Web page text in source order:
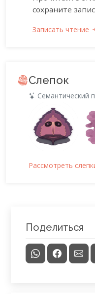
сохраните
Записать чтение
Слепок
Семантический
Рассмотреть
Поделиться